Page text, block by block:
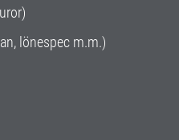
lönespec m.m.)